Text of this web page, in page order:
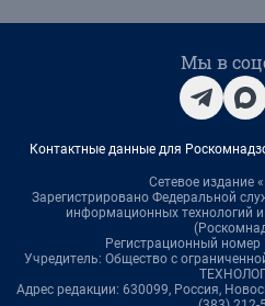
Мы в
Контактные данные для
Сетевое издание
Зарегистрировано Федеральной
информационных технологий
Регистрационный
Учредитель: Общество с
Адрес редакции: 630099, Россия,